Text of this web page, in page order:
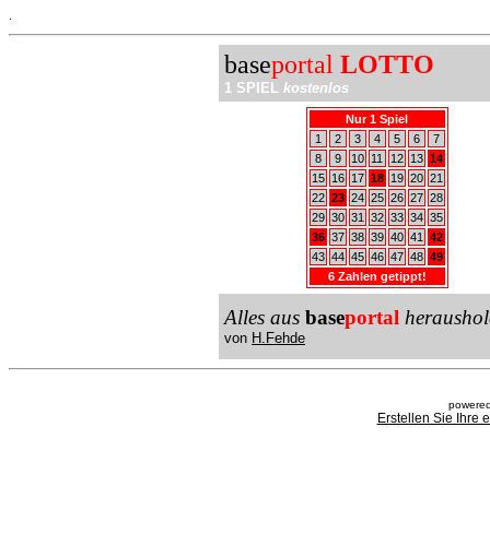
baseportal LOTTO
1 SPIEL kostenlos
Nur 1 Spiel
1
2 3 4 5 6
7
8
9 10 11 12 13 14
15
16 17 18 19 20 21
22 23 24 25 26 27 28
29 30 31 32 33 34 35
36 37 38 39 40 41
42
43 44 45 46 47 48 49
6 Zahlen getippt!
Alles aus baseportal
von H.Fehde
Erstellen Sie Ihre